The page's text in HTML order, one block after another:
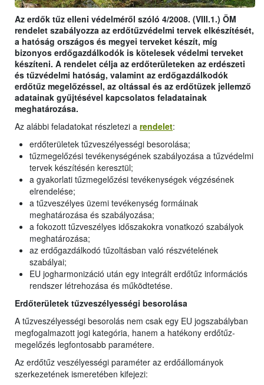
Az erdők tűz elleni védelméről szóló 4/2008. (VIII.1.) ÖM
rendelet szabályozza az erdőtűzvédelmi tervek elkészítését,
a hatóság országos és megyei terveket készít, míg
bizonyos erdőgazdálkodók is kötelesek védelmi terveket
készíteni. A rendelet célja az erdőterületeken az erdészeti
és tűzvédelmi hatóság, valamint az erdőgazdálkodók
erdőtűz megelőzéssel, az oltással és az erdőtüzek jellemző
adatainak gyűjtésével kapcsolatos feladatainak
meghatározása.
Az alábbi feladatokat részletezi a rendelet:
erdőterületek tűzveszélyességi besorolása;
tűzmegelőzési tevékenységének szabályozása a tűzvédelmi
tervek készítésén keresztül;
a gyakorlati tűzmegelőzési tevékenységek végzésének
elrendelése;
a tűzveszélyes üzemi tevékenység formáinak
meghatározása és szabályozása;
a fokozott tűzveszélyes időszakokra vonatkozó szabályok
meghatározása;
az erdőgazdálkodó tűzoltásban való részvételének
szabályai;
EU jogharmonizáció után egy integrált erdőtűz információs
rendszer létrehozása és működtetése.
Erdőterületek tűzveszélyességi besorolása
A tűzveszélyességi besorolás nem csak egy EU jogszabályban
megfogalmazott jogi kategória, hanem a hatékony erdőtűz-
megelőzés legfontosabb paramétere.
Az erdőtűz veszélyességi paraméter az erdőállományok
szerkezetének ismeretében kifejezi: